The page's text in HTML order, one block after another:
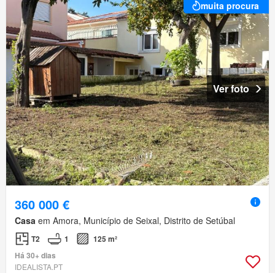
muita procura
Ver foto
360 000 €
Casa em Amora, Município de Seixal, Distrito de Setúbal
T2 1
125 m²
Há 30+ dias
IDEALISTA.PT